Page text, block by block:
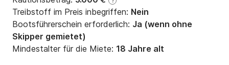
Treibstoff im Preis inbegriffen: Nein
Bootsführerschein erforderlich: Ja (wenn ohne
Skipper gemietet)
Mindestalter für die Miete: 18 Jahre alt